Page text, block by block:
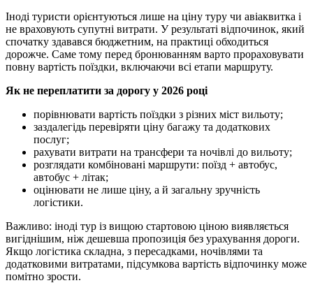
Іноді туристи орієнтуються лише на ціну туру чи авіаквитка і
не враховують супутні витрати. У результаті відпочинок, який
спочатку здавався бюджетним, на практиці обходиться
дорожче. Саме тому перед бронюванням варто прораховувати
повну вартість поїздки, включаючи всі етапи маршруту.
Як не переплатити за дорогу у 2026 році
порівнювати вартість поїздки з різних міст вильоту;
заздалегідь перевіряти ціну багажу та додаткових
послуг;
рахувати витрати на трансфери та ночівлі до вильоту;
розглядати комбіновані маршрути: поїзд + автобус,
автобус + літак;
оцінювати не лише ціну, а й загальну зручність
логістики.
Важливо: іноді тур із вищою стартовою ціною виявляється
вигіднішим, ніж дешевша пропозиція без урахування дороги.
Якщо логістика складна, з пересадками, ночівлями та
додатковими витратами, підсумкова вартість відпочинку може
помітно зрости.